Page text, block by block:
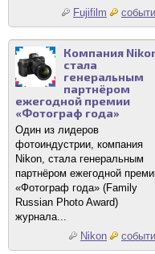
Fujifilm
Компания
стала
генеральным
партнёром
ежегодной премии
«Фотограф года»
Один из лидеров
фотоиндустрии, компания
Nikon, стала генеральным
партнёром ежегодной
«Фотограф года» (Family
Russian Photo Award)
журнала...
Nikon